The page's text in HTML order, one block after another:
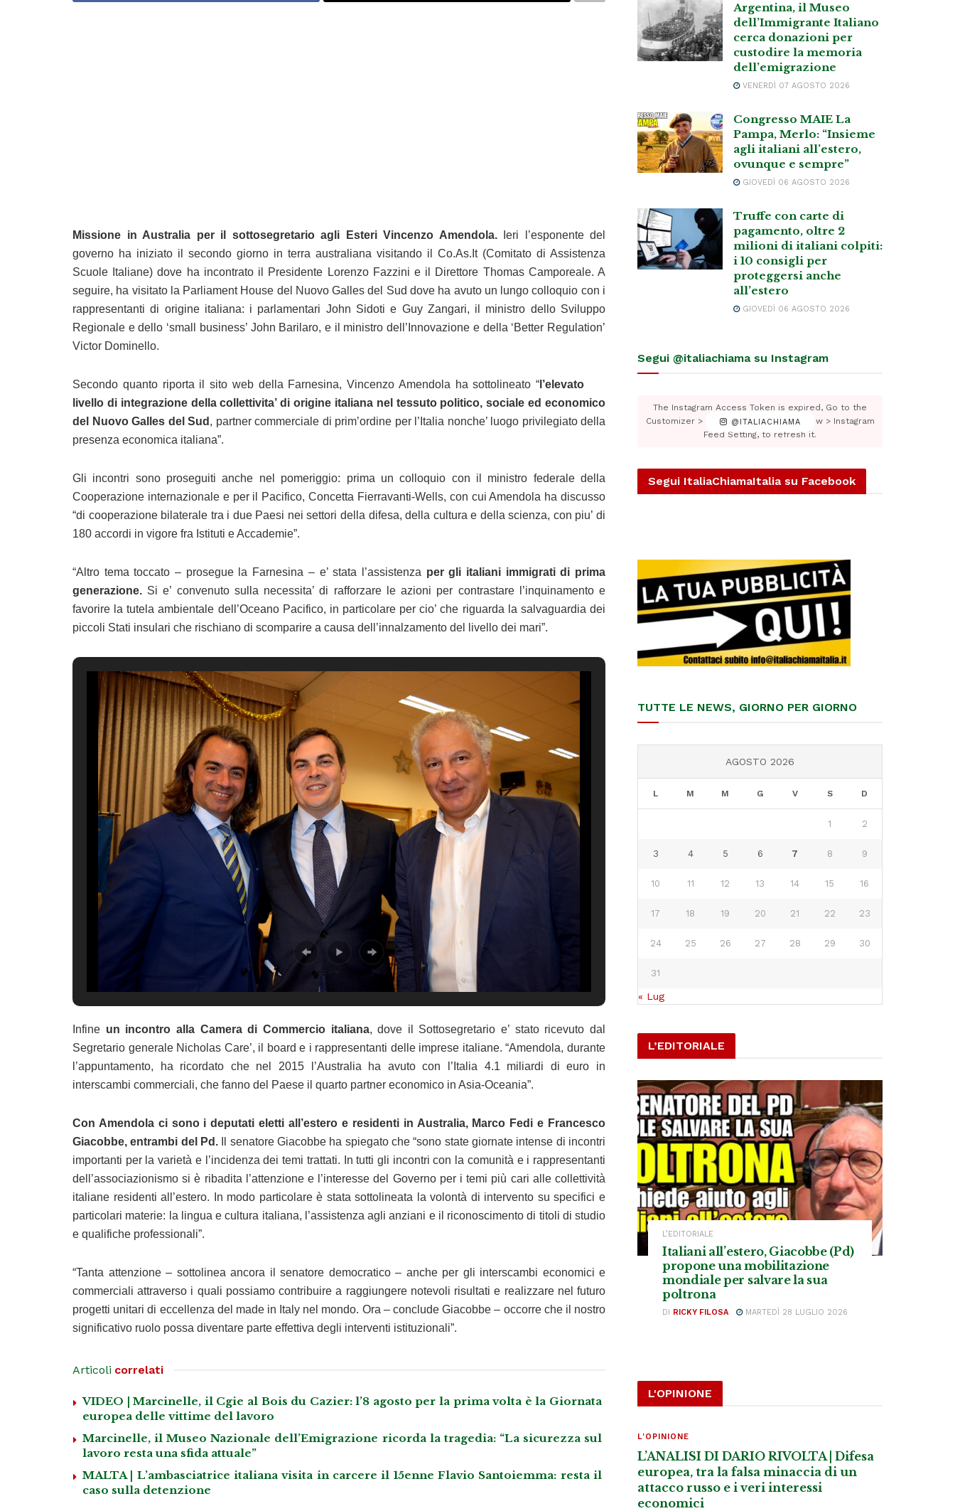
Missione in Australia per il sottosegretario agli Esteri Vincenzo Amendola.Ieri l’esponente del
governo ha iniziato il secondo giorno in terra australiana visitando il Co.As.It (Comitato di Assistenza
Scuole Italiane) dove ha incontrato il Presidente Lorenzo Fazzini e il Direttore Thomas Camporeale. A
seguire, ha visitato la Parliament House del Nuovo Galles del Sud dove ha avuto un lungo colloquio con i
rappresentanti di origine italiana: i parlamentari John Sidoti e Guy Zangari, il ministro dello Sviluppo
Regionale e dello ‘small business’ John Barilaro, e il ministro dell’Innovazione e della ‘Better Regulation’
Victor Dominello.
Secondo quanto riporta il sito web della Farnesina, Vincenzo Amendola ha sottolineato “ l’elevato
livello di integrazione della collettivita’ di origine italiana nel tessuto politico, sociale ed economico
del Nuovo Galles del Sud , partner commerciale di prim’ordine per l’Italia nonche’ luogo privilegiato della
presenza economica italiana”.
Gli incontri sono proseguiti anche nel pomeriggio: prima un colloquio con il ministro federale della
Cooperazione internazionale e per il Pacifico, Concetta Fierravanti-Wells, con cui Amendola ha discusso
“di cooperazione bilaterale tra i due Paesi nei settori della difesa, della cultura e della scienza, con piu’ di
180 accordi in vigore fra Istituti e Accademie”.
“Altro tema toccato – prosegue la Farnesina – e’ stata l’assistenza per gli italiani immigrati di prima
generazione. Si e’ convenuto sulla necessita’ di rafforzare le azioni per contrastare l’inquinamento e
favorire la tutela ambientale dell’Oceano Pacifico, in particolare per cio’ che riguarda la salvaguardia dei
piccoli Stati insulari che rischiano di scomparire a causa dell’innalzamento del livello dei mari”.
Infine un incontro alla Camera di Commercio italiana, dove il Sottosegretario e’ stato ricevuto dal
Segretario generale Nicholas Care’, il board e i rappresentanti delle imprese italiane. “Amendola, durante
l’appuntamento, ha ricordato che nel 2015 l’Australia ha avuto con l’Italia 4.1 miliardi di euro in
interscambi commerciali, che fanno del Paese il quarto partner economico in Asia-Oceania”.
Con Amendola ci sono i deputati eletti all’estero e residenti in Australia, Marco Fedi e Francesco
Giacobbe, entrambi del Pd. Il senatore Giacobbe ha spiegato che “sono state giornate intense di incontri
importanti per la varietà e l’incidenza dei temi trattati. In tutti gli incontri con la comunità e i rappresentanti
dell’associazionismo si è ribadita l’attenzione e l’interesse del Governo per i temi più cari alle collettività
italiane residenti all’estero. In modo particolare è stata sottolineata la volontà di intervento su specifici e
particolari materie: la lingua e cultura italiana, l’assistenza agli anziani e il riconoscimento di titoli di studio
e qualifiche professionali”.
“Tanta attenzione – sottolinea ancora il senatore democratico – anche per gli interscambi economici e
commerciali attraverso i quali possiamo contribuire a raggiungere notevoli risultati e realizzare nel futuro
progetti unitari di eccellenza del made in Italy nel mondo. Ora – conclude Giacobbe – occorre che il nostro
significativo ruolo possa diventare parte effettiva degli interventi istituzionali”.
Articoli correlati
VIDEO | Marcinelle, il Cgie al Bois du Cazier: l’8 agosto per la prima volta è la Giornata
europea delle vittime del lavoro
Marcinelle, il Museo Nazionale dell’Emigrazione ricorda la tragedia: “La sicurezza sul
lavoro resta una sfida attuale”
MALTA | L’ambasciatrice italiana visita in carcere il 15enne Flavio Santoiemma: resta il
caso sulla detenzione
Argentina, il Museo
dell’Immigrante Italiano
cerca donazioni per
custodire la memoria
dell’emigrazione
VENERDÌ 07 AGOSTO 2026
Congresso MAIE La
Pampa, Merlo: “Insieme
agli italiani all’estero,
ovunque e sempre”
GIOVEDÌ 06 AGOSTO 2026
Truffe con carte di
pagamento, oltre 2
milioni di italiani colpiti:
i 10 consigli per
proteggersi anche
all’estero
GIOVEDÌ 06 AGOSTO 2026
Segui @italiachiama su Instagram
@ITALIACHIAMA
The Instagram Access Token is expired, Go to the
Customizer > JNews : Social, Like & View > Instagram
Feed Setting, to refresh it.
Segui ItaliaChiamaItalia su Facebook
TUTTE LE NEWS, GIORNO PER GIORNO
AGOSTO 2026
L M M G V S D
1 2
3 4 5 6 7 8 9
10 11 12 13 14 15 16
17 18 19 20 21 22 23
24 25 26 27 28 29 30
31
« Lug
L’EDITORIALE
L’EDITORIALE
Italiani all’estero, Giacobbe (Pd)
propone una mobilitazione
mondiale per salvare la sua
poltrona
DI RICKY FILOSA MARTEDÌ 28 LUGLIO 2026
L'OPINIONE
L'OPINIONE
L’ANALISI DI DARIO RIVOLTA | Difesa
europea, tra la falsa minaccia di un
attacco russo e i veri interessi
economici